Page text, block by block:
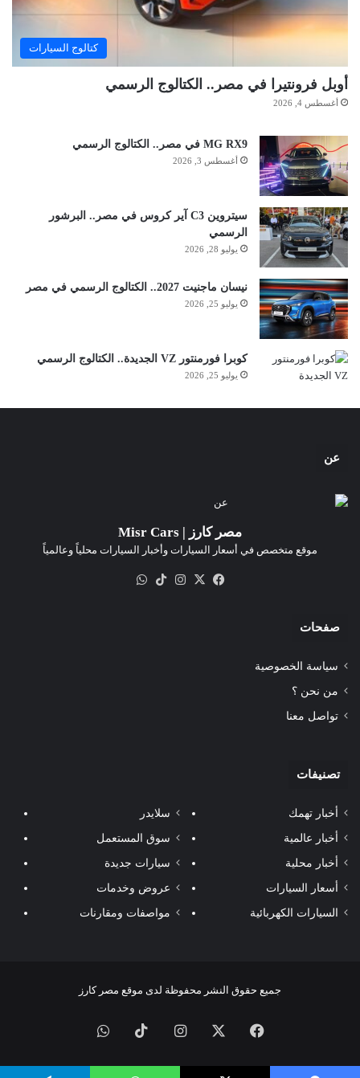
كتالوج السيارات
أوبل فرونتيرا في مصر.. الكتالوج الرسمي
أغسطس 4, 2026
MG RX9 في مصر.. الكتالوج الرسمي
أغسطس 3, 2026
سيتروين C3 آير كروس في مصر.. البرشور
الرسمي
يوليو 28, 2026
نيسان ماجنيت 2027.. الكتالوج الرسمي في مصر
يوليو 25, 2026
كوبرا فورمنتور VZ الجديدة.. الكتالوج الرسمي
يوليو 25, 2026
عن
مصر كارز | Misr Cars
موقع متخصص في أسعار السيارات وأخبار السيارات محلياً وعالمياً
فيسبوك
‫X انستقرام‫TikTok
صفحات
سياسة الخصوصية
من نحن ؟
تواصل معنا
تصنيفات
أخبار تهمك
أخبار عالمية
أخبار محلية
أسعار السيارات
السيارات الكهربائية
سلايدر
سوق المستعمل
سيارات جديدة
عروض وخدمات
مواصفات ومقارنات
جميع حقوق النشر محفوظة لدى موقع مصر كارز
فيسبوك انستقرام‫TikTokواتساب